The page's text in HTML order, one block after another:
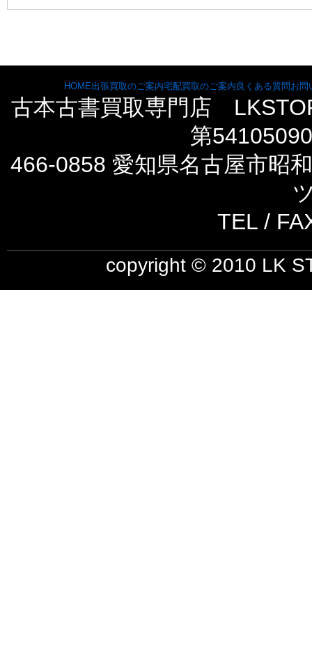
HOME出張買取のご案内宅配買取のご案内 良くある質問お問
古本古書買取専門店
第
466-0858 愛知県名古屋市昭
TEL /
copyright © 2010 LK